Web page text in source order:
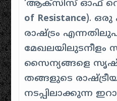
‘ആക്സിസ് ഓഫ്
of Resistance). ഒരു
രാഷ്ട്രം
മേഖലയിലുടനീളം
സൈന്യങ്ങളെ
തങ്ങളുടെ
നടപ്പിലാക്കുന്ന